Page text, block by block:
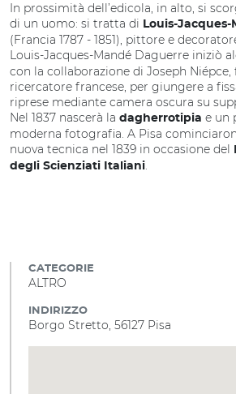
In prossimità dell’edicola, in alto, si
di un uomo: si tratta di Louis-
(Francia 1787 - 1851), pittore e
Louis-Jacques-Mandé Daguerre iniziò
con la collaborazione di Joseph
ricercatore francese, per giungere a
riprese mediante camera oscura su
Nel 1837 nascerà la dagherrotipia e un
moderna fotografia. A Pisa
nuova tecnica nel 1839 in occasione del
degli Scienziati Italiani.
CATEGORIE
ALTRO
INDIRIZZO
Borgo Stretto, 56127 Pisa